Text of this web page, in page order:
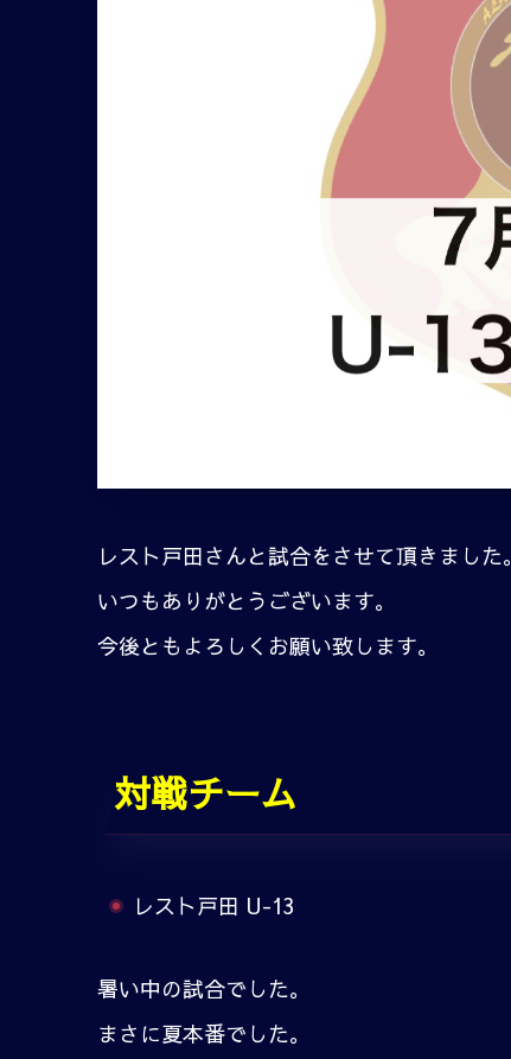
レスト戸田さんと試合をさせて頂きました。
いつもありがとうございます。
今後ともよろしくお願い致します。
対戦チーム
レスト戸田 U-13
暑い中の試合でした。
まさに夏本番でした。